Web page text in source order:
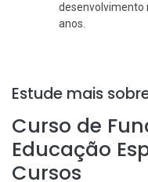
desenvolvimento
anos.
Estude mais
Curso de
Educação
Cursos